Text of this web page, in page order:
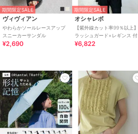
期間限定SALE
ヴィヴィアン
やわらかソールレースアップ
スニーカーサンダル
¥2,690
期間限定SALE
オシャレボ
【紫外線カット率99％以上】
ラッシュガード×レギンス 付
き タンキニ
¥6,822